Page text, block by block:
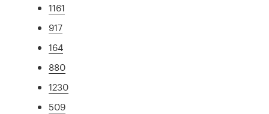
1161
917
164
880
1230
509